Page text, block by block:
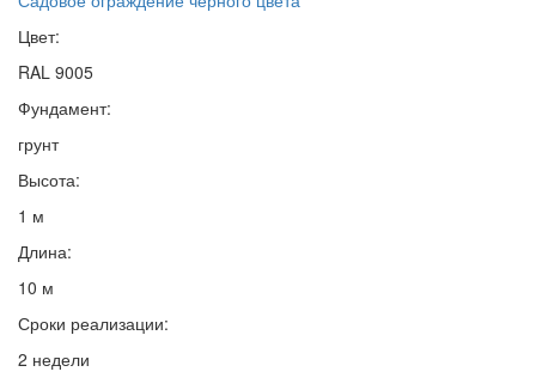
Цвет:
RAL 9005
Фундамент:
грунт
Высота:
1 м
Длина:
10 м
Сроки реализации:
2 недели